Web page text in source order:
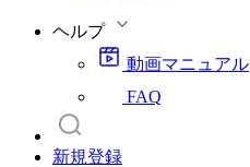
ヘルプ
動画マニュアル
FAQ
新規登録